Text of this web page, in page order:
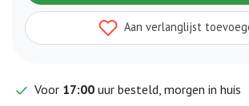
Aan verlanglijst
Voor 17:00 uur besteld, morgen in huis